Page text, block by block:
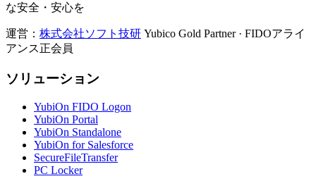
な安全・安心を
運営： 株式会社ソフト技研 Yubico Gold Partner · FIDOアライ
アンス正会員
ソリューション
YubiOn FIDO Logon
YubiOn Portal
YubiOn Standalone
YubiOn for Salesforce
SecureFileTransfer
PC Locker